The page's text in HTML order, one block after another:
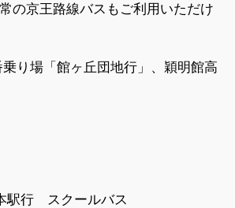
の京王路線バスもご利用いただけ
り場「館ヶ丘団地行」、穎明館高
駅行 スクールバス